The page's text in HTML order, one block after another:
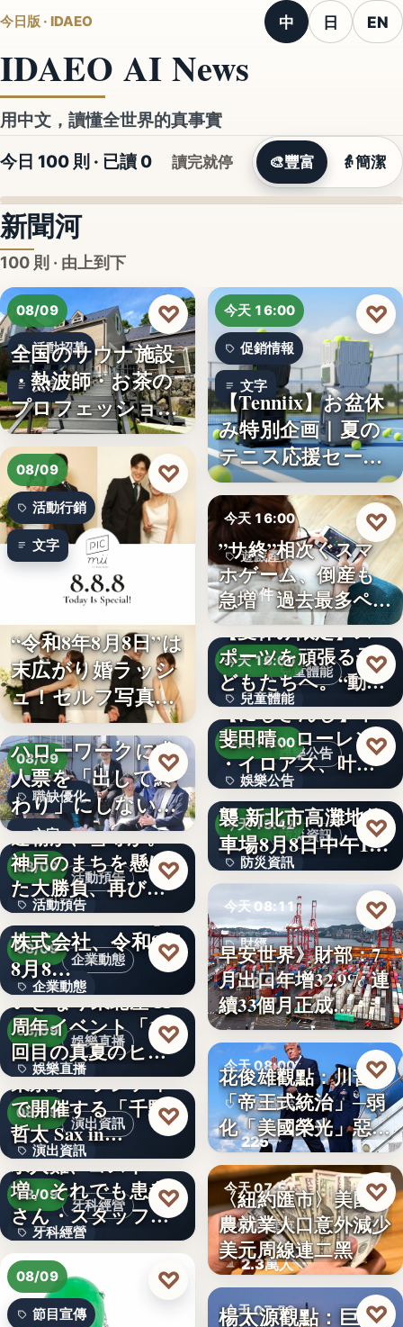
今日版 · IDAEO 中 日 EN
IDAEO AI News
用中文，讀懂全世界的真事實
今日 100 則 · 已讀 0 讀完就停 🎨豐富 👵簡潔
新聞河
100 則 · 由上到下
08/09
活動招募
文字
全国のサウナ施設
・熱波師・お茶の
プロフェッショナ
ル募集！…
♡
08/09
活動行銷
文字
“令和8年8月8日”は
末広がり婚ラッシ
ュ！セルフ写真館
「…
♡
08/09
職缺優化
文字
ハローワークに求
人票を「出して終
わり」にしない。
求人票・…
♡
活動預告
08/09
活動預告
300人
連覇か、雪辱か。
神戸のまちを懸け
た大勝負、再び！
…
♡
企業動態
08/09
企業動態
文字
Internnect Group
株式会社、令和8年
8月8…
♡
娛樂直播
08/09
娛樂直播
11
いぎなり東北産 11
周年イベント「11
回目の真夏のヒロ
イ…
♡
演出資訊
08/09
演出資訊
3
東京オペラシティ
で開催する「千野
哲太 Sax in…
♡
牙科經營
08/09
牙科經營
3,700万円
求人難、コスト
増。それでも患者
さん・スタッフ・
院長を豊か…
♡
08/09
節目宣傳
♡
今天 16:00
促銷情報
文字
【Tenniix】お盆休
み特別企画｜夏の
テニス応援セー
ル…
♡
今天 16:00
遊戲產業
10件
”サ終”相次ぐスマ
ホゲーム、倒産も
急増 過去最多ペー
スで…
♡
兒童體能
今天 16:00
兒童體能
0円
【夏休み限定】ス
ポーツを頑張る子
どもたちへ。“動け
る身体…
♡
娛樂公告
今天 16:00
娛樂公告
30
【にじさんじ】甲
斐田晴、ローレン
・イロアス、叶ワ
ンマンラ…
♡
防災資訊
今天 13:42
防災資訊
文字
因應白海豚颱風來
襲 新北市高灘地停
車場8月8日中午12
時…
♡
今天 08:11
財經
32.9%
早安世界》財部：7
月出口年增32.9% 連
續33個月正成…
♡
今天 08:00
美國政治
225
花俊雄觀點：川普
「帝王式統治」─弱
化「美國榮光」惡化
「民…
♡
今天 07:57
財經匯市
2.3萬人
〈紐約匯市〉美國非
農就業人口意外減少
美元周線連二黑
♡
今天 07:50
楊太源觀點：巨浪
♡